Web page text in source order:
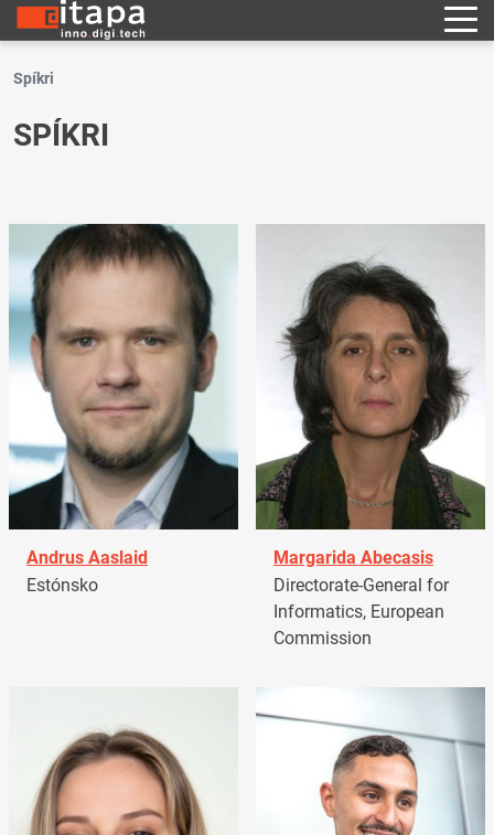
Spíkri
SPÍKRI
Andrus Aaslaid
Estónsko
Margarida Abecasis
Directorate-General for
Informatics, European
Commission